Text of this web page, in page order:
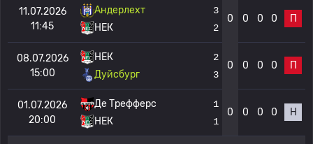
11.07.2026
11:45
Андерлехт
НЕК
3
2
0 0 0 0 П
08.07.2026
15:00
НЕК
Дуйсбург
2
3
0 0 0 0 П
01.07.2026
20:00
Де Трефферс
НЕК
1
1
0 0 0 0 Н